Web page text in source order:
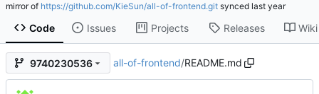
mirror of https://github.com/KieSun/all-of-frontend.git synced
Code Issues Projects Releases Wiki
9740230536 all-of-frontend/README.md